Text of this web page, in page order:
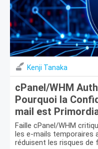
Kenji Tanaka
cPanel/WHM
Pourquoi la
mail est
Faille cPanel/WHM
les e-mails temporaires
réduisent les risques de